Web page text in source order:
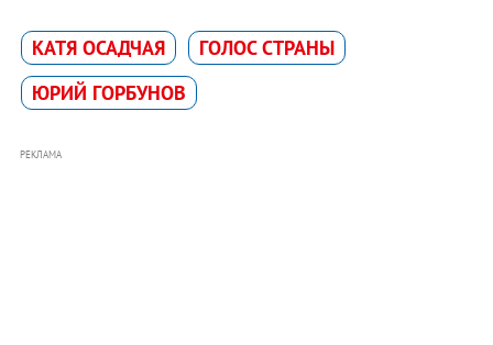
КАТЯ ОСАДЧАЯ
ГОЛОС СТРАНЫ
ЮРИЙ ГОРБУНОВ
РЕКЛАМА